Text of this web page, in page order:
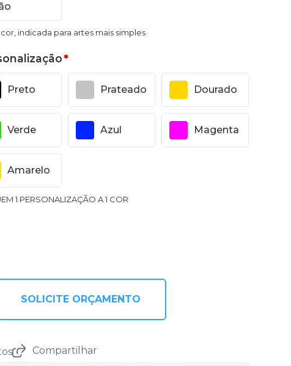
indicada para artes mais simples
*
Preto Prateado Dourado
Verde Azul Magenta
Amarelo
1 PERSONALIZAÇÃO A 1 COR
SOLICITE ORÇAMENTO
Compartilhar